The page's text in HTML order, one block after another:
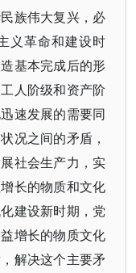
族伟大复兴，必
义革命和建设时
基本完成后的形
人阶级和资产阶
速发展的需要同
况之间的矛盾，
社会生产力，实
长的物质和文化
建设新时期，党
增长的物质文化
解决这个主要矛